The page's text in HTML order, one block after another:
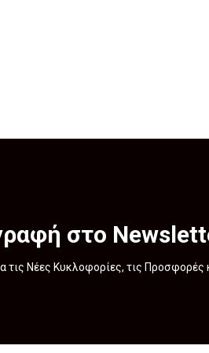
στο
τις Νέες Κυκλοφορίες, τις Προσφορές